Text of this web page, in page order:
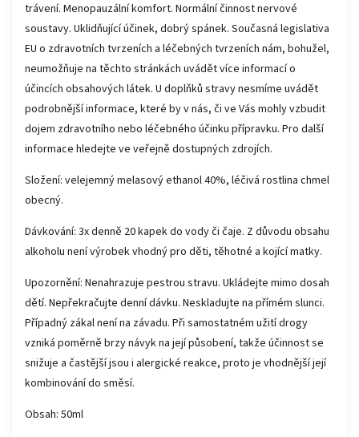
trávení. Menopauzální komfort. Normální činnost nervové
soustavy. Uklidňující účinek, dobrý spánek. Současná legislativa
EU o zdravotních tvrzeních a léčebných tvrzeních nám, bohužel,
neumožňuje na těchto stránkách uvádět více informací o
účincích obsahových látek. U doplňků stravy nesmíme uvádět
podrobnější informace, které by v nás, či ve Vás mohly vzbudit
dojem zdravotního nebo léčebného účinku přípravku. Pro další
informace hledejte ve veřejně dostupných zdrojích.
Složení: velejemný melasový ethanol 40%, léčivá rostlina chmel
obecný.
Dávkování: 3x denně 20 kapek do vody či čaje. Z důvodu obsahu
alkoholu není výrobek vhodný pro děti, těhotné a kojící matky.
Upozornění: Nenahrazuje pestrou stravu. Ukládejte mimo dosah
dětí. Nepřekračujte denní dávku. Neskladujte na přímém slunci.
Případný zákal není na závadu. Při samostatném užití drogy
vzniká poměrně brzy návyk na její působení, takže účinnost se
snižuje a častější jsou i alergické reakce, proto je vhodnější její
kombinování do směsí.
Obsah: 50ml